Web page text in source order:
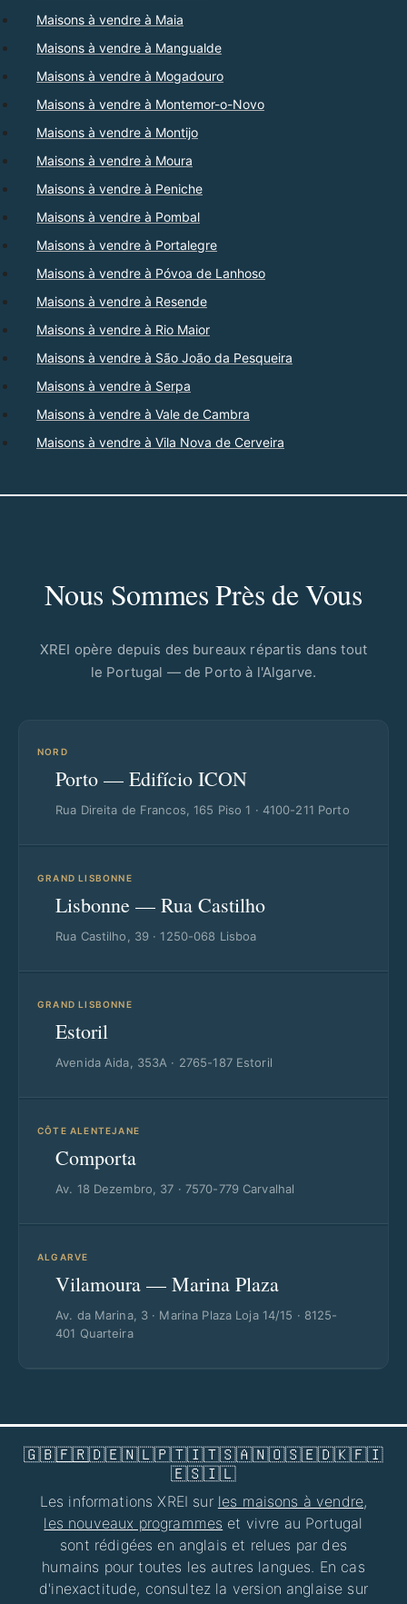
Maisons à vendre à Maia
Maisons à vendre à Mangualde
Maisons à vendre à Mogadouro
Maisons à vendre à Montemor-o-Novo
Maisons à vendre à Montijo
Maisons à vendre à Moura
Maisons à vendre à Peniche
Maisons à vendre à Pombal
Maisons à vendre à Portalegre
Maisons à vendre à Póvoa de Lanhoso
Maisons à vendre à Resende
Maisons à vendre à Rio Maior
Maisons à vendre à São João da Pesqueira
Maisons à vendre à Serpa
Maisons à vendre à Vale de Cambra
Maisons à vendre à Vila Nova de Cerveira
Nous Sommes Près de Vous
XREI opère depuis des bureaux répartis dans tout
le Portugal — de Porto à l'Algarve.
NORD
Porto — Edifício ICON
Rua Direita de Francos, 165 Piso 1 · 4100-211 Porto
GRAND LISBONNE
Lisbonne — Rua Castilho
Rua Castilho, 39 · 1250-068 Lisboa
GRAND LISBONNE
Estoril
Avenida Aida, 353A · 2765-187 Estoril
CÔTE ALENTEJANE
Comporta
Av. 18 Dezembro, 37 · 7570-779 Carvalhal
ALGARVE
Vilamoura — Marina Plaza
Av. da Marina, 3 · Marina Plaza Loja 14/15 · 8125-
401 Quarteira
🇬🇧🇫🇷🇩🇪🇳🇱🇵🇹🇮🇹🇸🇦🇳🇴🇸🇪🇩🇰🇫🇮
🇪🇸🇮🇱
Les informations XREI sur les maisons à vendre,
les nouveaux programmes et vivre au Portugal
sont rédigées en anglais et relues par des
humains pour toutes les autres langues. En cas
d'inexactitude, consultez la version anglaise sur